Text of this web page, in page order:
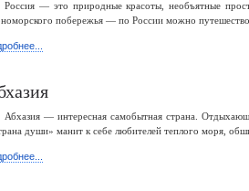
Россия — это природные красоты, необъятные
побережья — по России можно
Абхазия — интересная самобытная страна.
души» манит к себе любителей теплого моря,